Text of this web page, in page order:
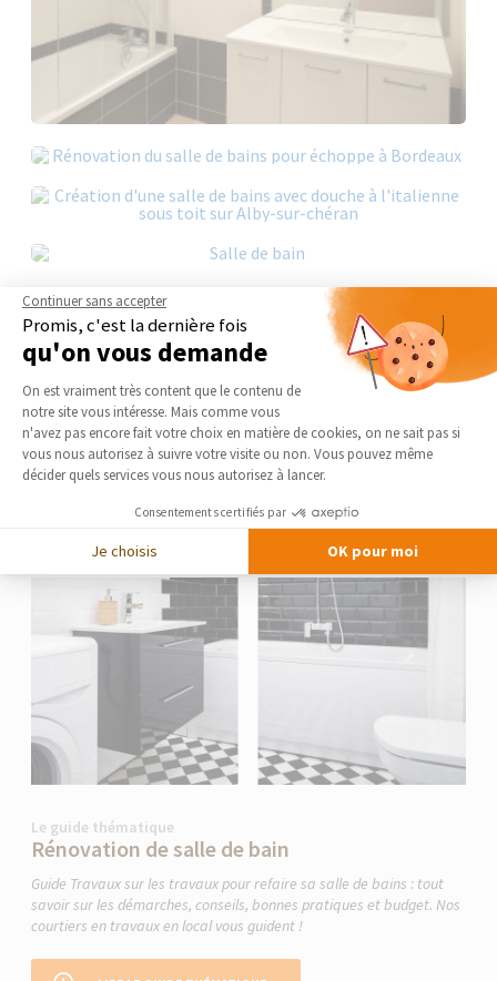
Le guide thématique
Rénovation de salle de bain
Guide Travaux sur les travaux pour refaire sa salle de bains : tout
savoir sur les démarches, conseils, bonnes pratiques et budget. Nos
courtiers en travaux en local vous guident !
Continuer sans accepter
Promis, c'est la dernière fois
qu'on vous demande
Plateforme de Gestion du
On est vraiment très content que le contenu de
notre site vous intéresse. Mais comme vous
n'avez pas encore fait votre choix en matière de cookies, on ne sait pas si
vous nous autorisez à suivre votre visite ou non. Vous pouvez même
décider quels services vous nous autorisez à lancer.
Consentements certifiés par
Je choisis OK pour moi
Axeptio consent